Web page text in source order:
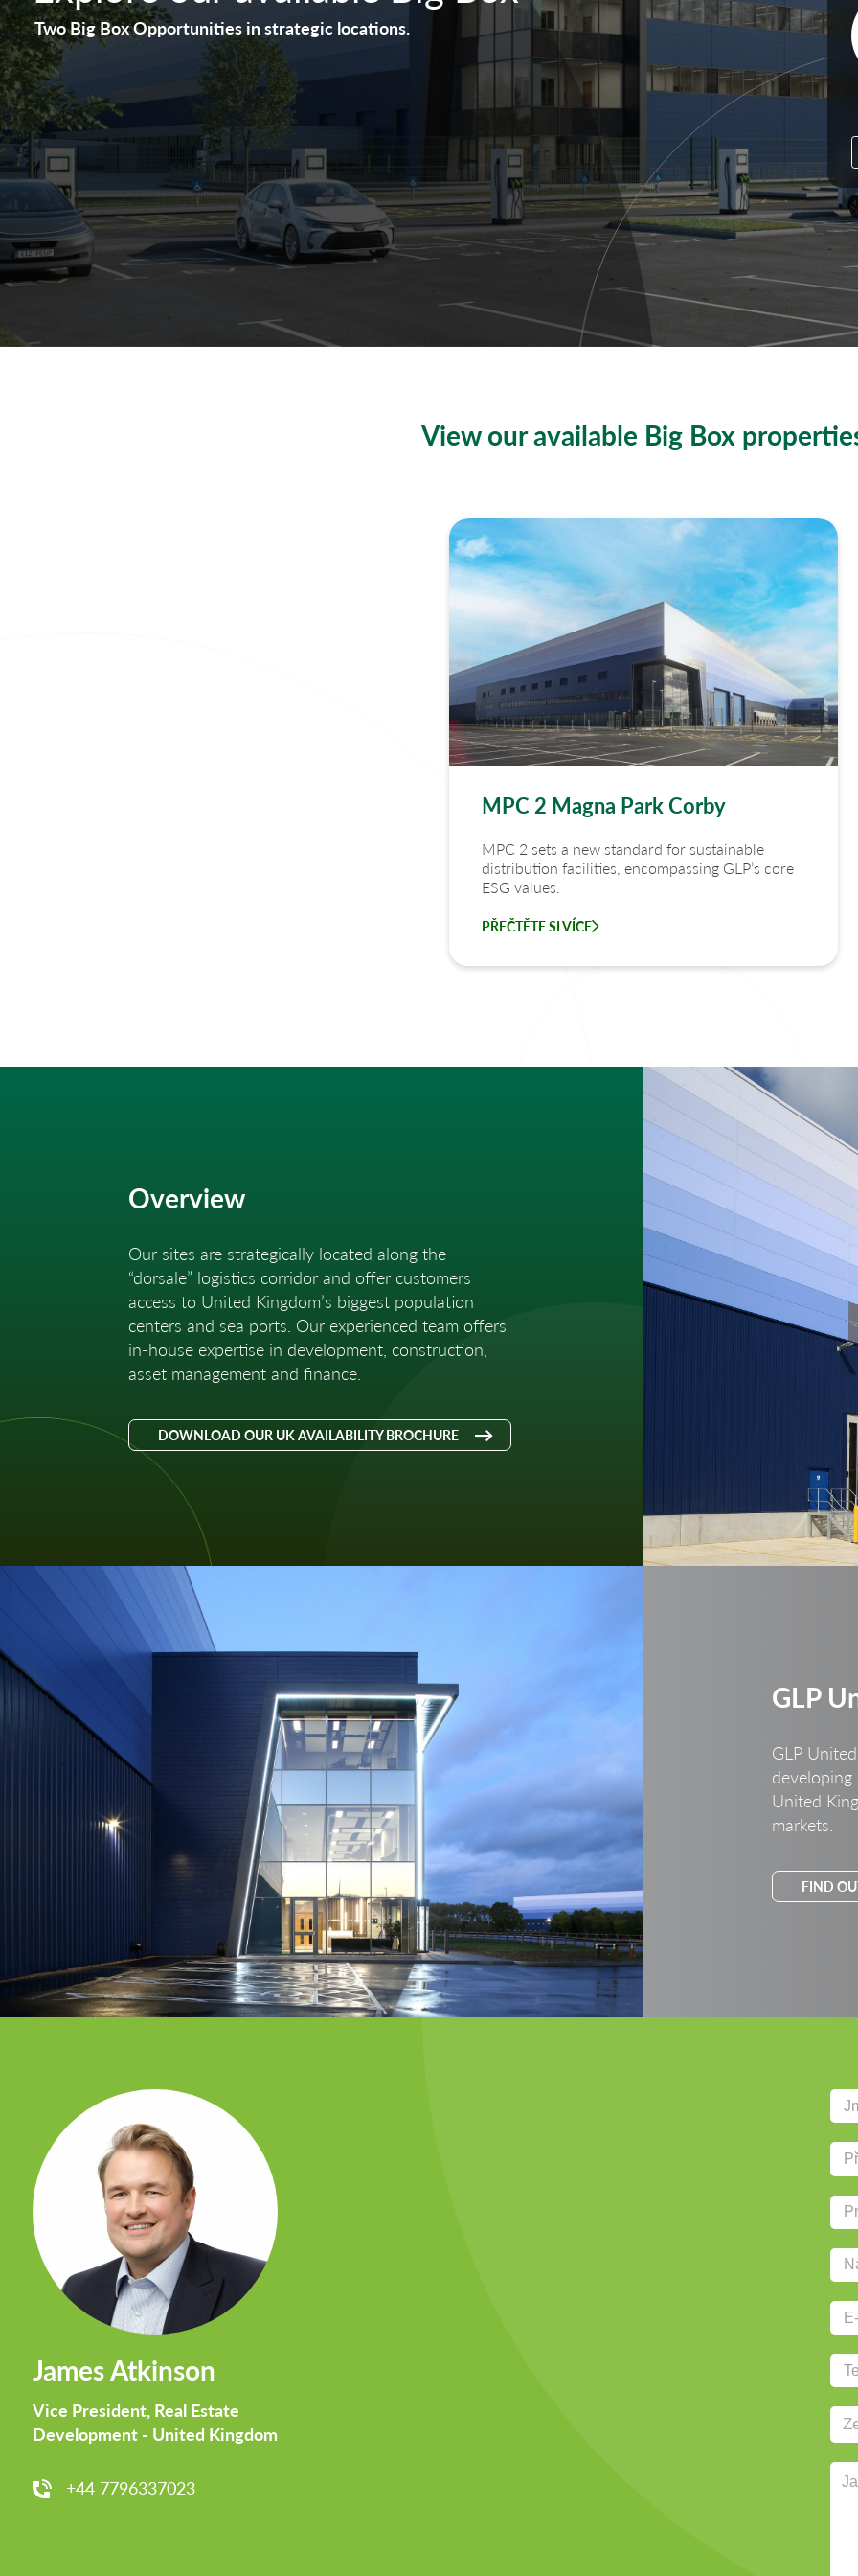
Two Big Box Opportunities in strategic locations.
View our available Big Box
MPC 2 Magna Park Corby
MPC 2 sets a new standard for sustainable
distribution facilities, encompassing GLP’s core
ESG values.
PŘEČTĚTE SI VÍCE
Overview
Our sites are strategically located along the
“dorsale” logistics corridor and offer customers
access to United Kingdom’s biggest population
centers and sea ports. Our experienced team offers
in-house expertise in development, construction,
asset management and finance.
DOWNLOAD OUR UK AVAILABILITY BROCHURE
GLP
GLP
developing
United
markets.
FIND
James Atkinson
Vice President, Real Estate
Development - United Kingdom
+44 7796337023